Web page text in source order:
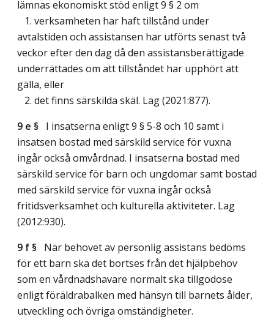
lämnas ekonomiskt stöd enligt 9 § 2 om
1. verksamheten har haft tillstånd under
avtalstiden och assistansen har utförts senast två
veckor efter den dag då den assistansberättigade
underrättades om att tillståndet har upphört att
gälla, eller
2. det finns särskilda skäl. Lag (2021:877).
9 e § I insatserna enligt 9 § 5-8 och 10 samt i
insatsen bostad med särskild service för vuxna
ingår också omvårdnad. I insatserna bostad med
särskild service för barn och ungdomar samt bostad
med särskild service för vuxna ingår också
fritidsverksamhet och kulturella aktiviteter. Lag
(2012:930).
9 f § När behovet av personlig assistans bedöms
för ett barn ska det bortses från det hjälpbehov
som en vårdnadshavare normalt ska tillgodose
enligt föräldrabalken med hänsyn till barnets ålder,
utveckling och övriga omständigheter.